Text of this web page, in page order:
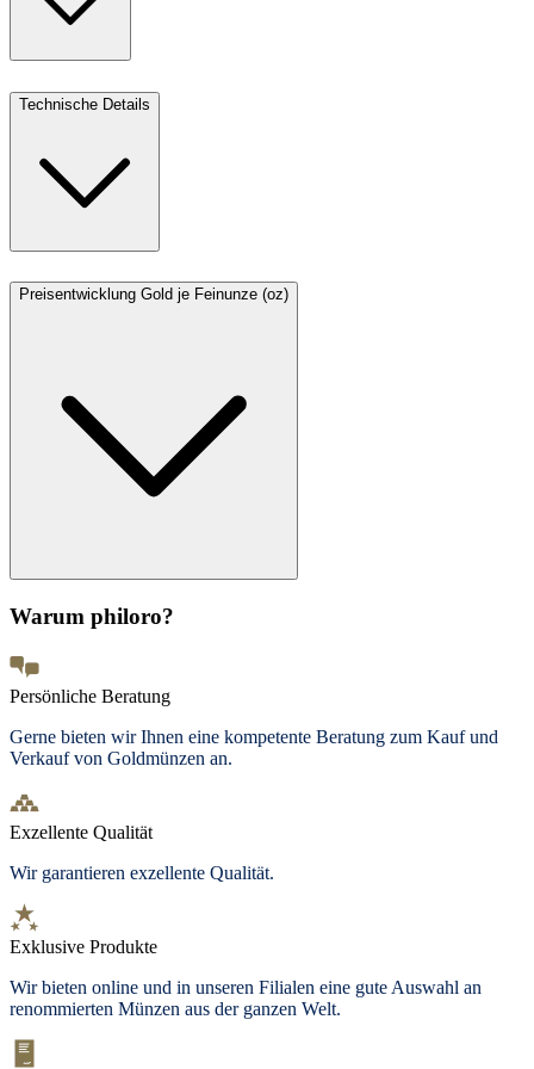
Technische Details
Preisentwicklung Gold je Feinunze (oz)
Warum philoro?
Persönliche Beratung
Gerne bieten wir Ihnen eine kompetente Beratung zum Kauf und
Verkauf von Goldmünzen an.
Exzellente Qualität
Wir garantieren exzellente Qualität.
Exklusive Produkte
Wir bieten online und in unseren Filialen eine gute Auswahl an
renommierten Münzen aus der ganzen Welt.